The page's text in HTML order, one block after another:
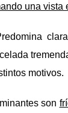
una vista
motivos.
son